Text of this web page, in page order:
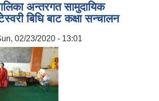
अन्तरगत सामुदायिक
बिधि बाट कक्षा सन्चालन
02/23/2020 - 13:01